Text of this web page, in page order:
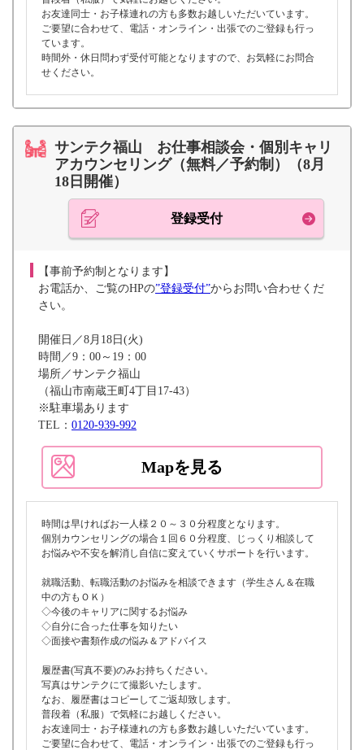
お友達同士・お子様連れの方も多数お越しいただいています。
ご要望に合わせて、電話・オンライン・出張でのご登録も行っ
ています。
時間外・休日問わず受付可能となりますので、お気軽にお問合
せください。
サンテク福山 お仕事相談会・個別キャリ
アカウンセリング（無料／予約制）（8月
18日開催）
登録受付
【事前予約制となります】
お電話か、ご覧のHPの”登録受付”からお問い合わせくだ
さい。
開催日／8月18日(火)
時間／9：00～19：00
場所／サンテク福山
（福山市南蔵王町4丁目17-43）
※駐車場あります
TEL： 0120-939-992
Mapを見る
時間は早ければお一人様２０～３０分程度となります。
個別カウンセリングの場合１回６０分程度、じっくり相談して
お悩みや不安を解消し自信に変えていくサポートを行います。
就職活動、転職活動のお悩みを相談できます（学生さん＆在職
中の方もＯＫ）
◇今後のキャリアに関するお悩み
◇自分に合った仕事を知りたい
◇面接や書類作成の悩み＆アドバイス
履歴書(写真不要)のみお持ちください。
写真はサンテクにて撮影いたします。
なお、履歴書はコピーしてご返却致します。
普段着（私服）で気軽にお越しください。
お友達同士・お子様連れの方も多数お越しいただいています。
ご要望に合わせて、電話・オンライン・出張でのご登録も行っ